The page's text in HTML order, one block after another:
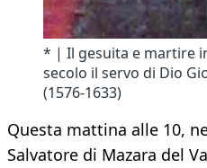
* | Il gesuita e martire
secolo il servo di Dio
(1576-1633)
Questa mattina alle 10,
Salvatore di Mazara del